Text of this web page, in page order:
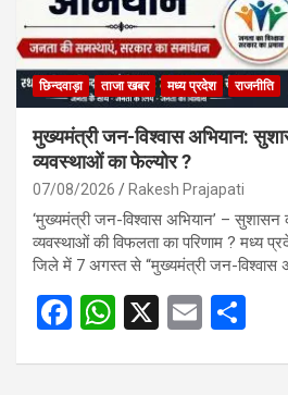
छिन्दवाड़ा ताजा खबर मध्य प्रदेश राजनीति
मुख्यमंत्री जन-विश्वास अभियान:
व्यवस्थाओं का फेल्योर ?
07/08/2026 Rakesh Prajapati
‘मुख्यमंत्री जन-विश्वास अभियान’ – सुशासन
व्यवस्थाओं की विफलता का परिणाम ? मध्य
जिले में 7 अगस्त से “मुख्यमंत्री जन-विश्वास
F
W
X
E